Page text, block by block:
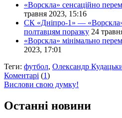
«Ворскла» сенсаційно
травня 2023, 15:16
СК «Дніпро-1» —
полтавцям поразку 24
«Ворскла» мінімально
2023, 17:01
Теги: футбол, Олександр
Коментарі (1)
Вислови свою думку!
Останні новини